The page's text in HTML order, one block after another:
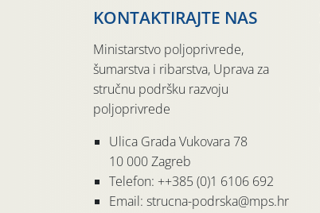
KONTAKTIRAJTE NAS
Ministarstvo poljoprivrede,
šumarstva i ribarstva, Uprava za
stručnu podršku razvoju
poljoprivrede
Ulica Grada Vukovara 78
10 000 Zagreb
Telefon: ++385 (0)1 6106 692
Email: strucna-podrska@mps.hr